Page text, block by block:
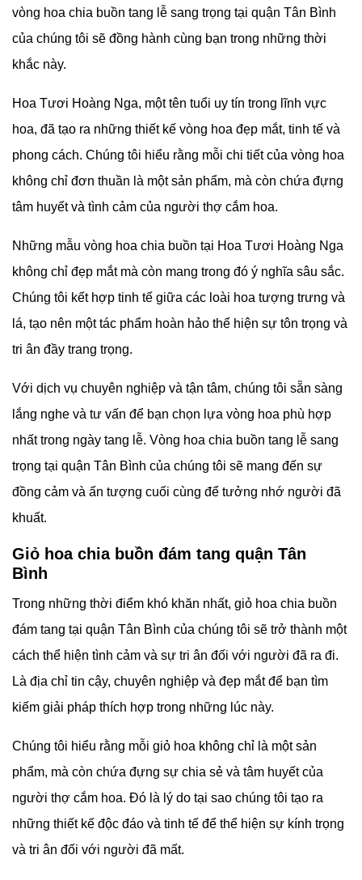
vòng hoa chia buồn tang lễ sang trọng tại quận Tân Bình
của chúng tôi sẽ đồng hành cùng bạn trong những thời
khắc này.
Hoa Tươi Hoàng Nga, một tên tuổi uy tín trong lĩnh vực
hoa, đã tạo ra những thiết kế vòng hoa đẹp mắt, tinh tế và
phong cách. Chúng tôi hiểu rằng mỗi chi tiết của vòng hoa
không chỉ đơn thuần là một sản phẩm, mà còn chứa đựng
tâm huyết và tình cảm của người thợ cắm hoa.
Những mẫu vòng hoa chia buồn tại Hoa Tươi Hoàng Nga
không chỉ đẹp mắt mà còn mang trong đó ý nghĩa sâu sắc.
Chúng tôi kết hợp tinh tế giữa các loài hoa tượng trưng và
lá, tạo nên một tác phẩm hoàn hảo thể hiện sự tôn trọng và
tri ân đầy trang trọng.
Với dịch vụ chuyên nghiệp và tận tâm, chúng tôi sẵn sàng
lắng nghe và tư vấn để bạn chọn lựa vòng hoa phù hợp
nhất trong ngày tang lễ. Vòng hoa chia buồn tang lễ sang
trọng tại quận Tân Bình của chúng tôi sẽ mang đến sự
đồng cảm và ấn tượng cuối cùng để tưởng nhớ người đã
khuất.
Giỏ hoa chia buồn đám tang quận Tân
Bình
Trong những thời điểm khó khăn nhất, giỏ hoa chia buồn
đám tang tại quận Tân Bình của chúng tôi sẽ trở thành một
cách thể hiện tình cảm và sự tri ân đối với người đã ra đi.
Là địa chỉ tin cậy, chuyên nghiệp và đẹp mắt để bạn tìm
kiếm giải pháp thích hợp trong những lúc này.
Chúng tôi hiểu rằng mỗi giỏ hoa không chỉ là một sản
phẩm, mà còn chứa đựng sự chia sẻ và tâm huyết của
người thợ cắm hoa. Đó là lý do tại sao chúng tôi tạo ra
những thiết kế độc đáo và tinh tế để thể hiện sự kính trọng
và tri ân đối với người đã mất.